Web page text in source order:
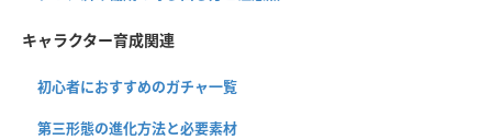
キャラクター育成関連
初心者におすすめのガチャ一覧
第三形態の進化方法と必要素材